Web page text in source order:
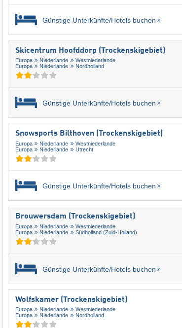
Günstige Unterkünfte/Hotels buchen
Skicentrum Hoofddorp (Trockenskigebiet)
Europa Niederlande
Westniederlande
Europa
Niederlande Nordholland
Günstige Unterkünfte/Hotels buchen
Snowsports Bilthoven (Trockenskigebiet)
Europa Niederlande
Westniederlande
Europa
Niederlande Utrecht
Günstige Unterkünfte/Hotels buchen
Brouwersdam (Trockenskigebiet)
Europa Niederlande
Westniederlande
Europa
Niederlande Südholland (Zuid-Holland)
Günstige Unterkünfte/Hotels buchen
Wolfskamer (Trockenskigebiet)
Europa Niederlande
Westniederlande
Europa
Niederlande Nordholland